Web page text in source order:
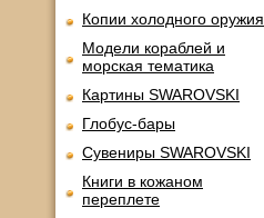
Копии холодного оружия
Модели кораблей и
морская тематика
Картины SWAROVSKI
Глобус-бары
Сувениры SWAROVSKI
Книги в кожаном
переплете